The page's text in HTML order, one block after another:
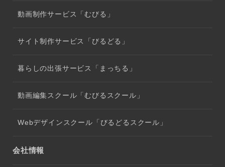
動画制作サービス「むびる」
サイト制作サービス「びるどる」
暮らしの出張サービス「まっちる」
動画編集スクール「むびるスクール」
Webデザインスクール「びるどるスクール」
会社情報